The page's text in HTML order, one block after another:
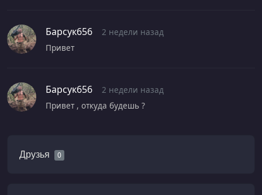
Барсук656
2 недели назад
Привет
Барсук656
2 недели назад
Привет , откуда будешь ?
Друзья 0